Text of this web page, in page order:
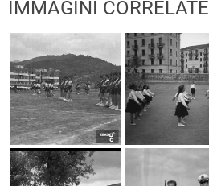
IMMAGINI CORRELATE